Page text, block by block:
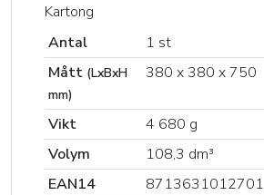
Kartong
Antal
1 st
Mått (LxBxH
mm)
380 x 380 x 750
Vikt
4 680 g
Volym
108,3 dm³
EAN14
8713631012701